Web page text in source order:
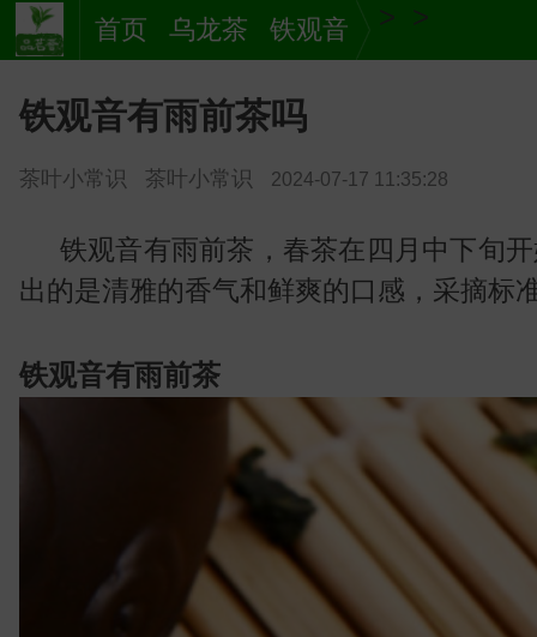
茶
首页 >
乌龙茶 >
铁观音
铁观音有雨前茶吗
茶叶小常识 茶叶小常识 2024-07-17 11:35:28
铁观音有雨前茶，春茶在四月中下旬
出的是清雅的香气和鲜爽的口感，采摘标
铁观音有雨前茶